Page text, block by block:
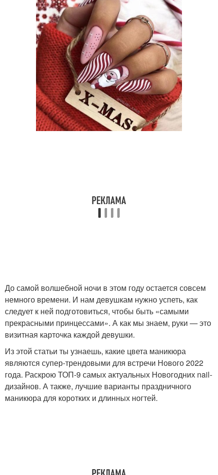
До самой волшебной ночи в этом году остается совсем
немного времени. И нам девушкам нужно успеть, как
следует к ней подготовиться, чтобы быть «самыми
прекрасными принцессами». А как мы знаем, руки — это
визитная карточка каждой девушки.
Из этой статьи ты узнаешь, какие цвета маникюра
являются супер-трендовыми для встречи Нового 2022
года. Раскрою ТОП-9 самых актуальных Новогодних nail-
дизайнов. А также, лучшие варианты праздничного
маникюра для коротких и длинных ногтей.